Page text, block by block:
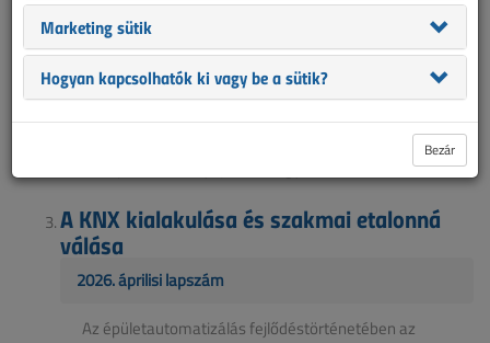
2026. májusi lapszám
A KNX rendszer felépítésének megértéséhez először
azt érdemes tisztázni, hogy itt nem hagyományos,
hanem buszalapú kommunikációról. Ez a különbség
nem pusztán annyit jelent, hogy más kábelt használ...
A KNX kialakulása és szakmai etalonná
válása
2026. áprilisi lapszám
Az épületautomatizálás fejlődéstörténetében az
Marketing sütik
Hogyan kapcsolhatók ki vagy be a sütik?
Bezár